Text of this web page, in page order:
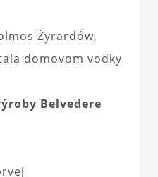
Żyrardów,
domovom vodky
Belvedere